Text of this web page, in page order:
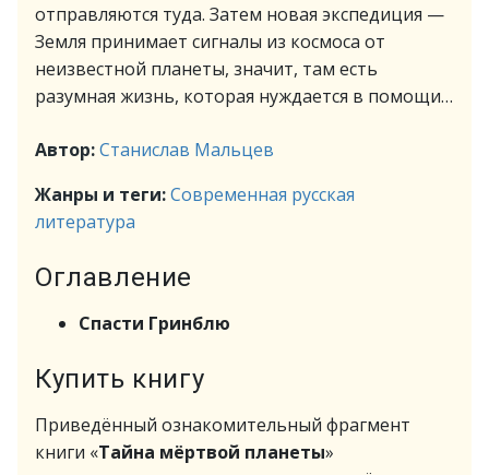
отправляются туда. Затем новая экспедиция —
Земля принимает сигналы из космоса от
неизвестной планеты, значит, там есть
разумная жизнь, которая нуждается в помощи…
Автор:Станислав Мальцев
Жанры и теги:Современная русская
литература
Оглавление
Спасти Гринблю
Купить книгу
Приведённый ознакомительный фрагмент
книги «Тайна мёртвой планеты»